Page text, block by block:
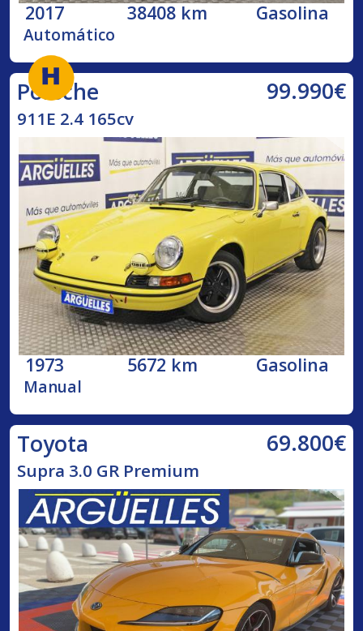
2017 38408 km Gasolina
Automático
Porsche 99.990€
911E 2.4 165cv
1973 5672 km Gasolina
Manual
Toyota 69.800€
Supra 3.0 GR Premium